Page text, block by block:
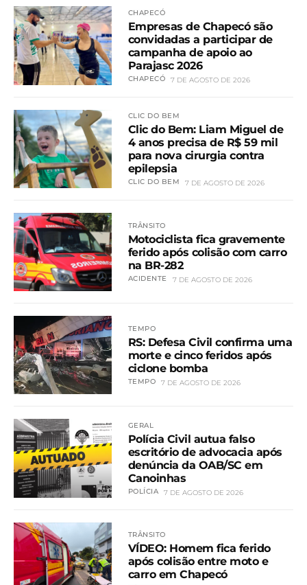
CHAPECÓ
Empresas de Chapecó são
convidadas a participar de
campanha de apoio ao
Parajasc 2026
CHAPECÓ 7 DE AGOSTO DE 2026
CLIC DO BEM
Clic do Bem: Liam Miguel de
4 anos precisa de R$ 59 mil
para nova cirurgia contra
epilepsia
CLIC DO BEM 7 DE AGOSTO DE 2026
TRÂNSITO
Motociclista fica gravemente
ferido após colisão com carro
na BR-282
ACIDENTE 7 DE AGOSTO DE 2026
TEMPO
RS: Defesa Civil confirma uma
morte e cinco feridos após
ciclone bomba
TEMPO 7 DE AGOSTO DE 2026
GERAL
Polícia Civil autua falso
escritório de advocacia após
denúncia da OAB/SC em
Canoinhas
POLÍCIA 7 DE AGOSTO DE 2026
TRÂNSITO
VÍDEO: Homem fica ferido
após colisão entre moto e
carro em Chapecó